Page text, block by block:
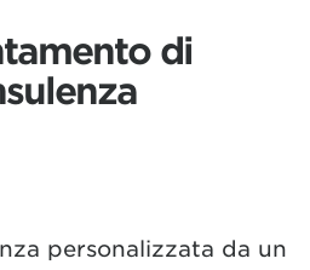
di
personalizzata da un